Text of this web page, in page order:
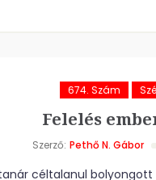
674. Szám
Felelés
Szerző: Pethő N. Gábor
céltalanul